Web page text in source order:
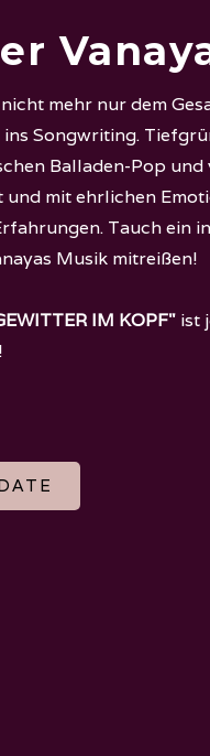
mehr nur dem
Songwriting.
Balladen-Pop
mit ehrlichen
Tauch ein
Musik mitreißen!
IM KOPF" ist